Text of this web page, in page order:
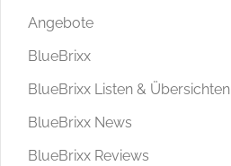
Angebote
BlueBrixx
BlueBrixx Listen & Übersichten
BlueBrixx News
BlueBrixx Reviews